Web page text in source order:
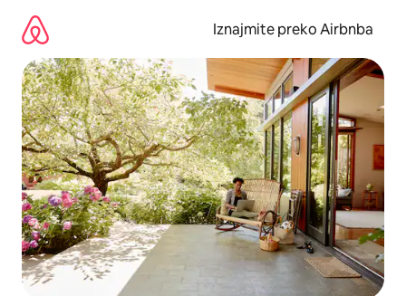
sadržaj
Iznajmite preko Airbnba